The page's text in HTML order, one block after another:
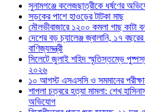
সুনামগঞ্জে কলেজছাত্রীকে ধর্ষণের
সড়কের পাশে হাওড়ের টাটকা মাছ
মৌলভীবাজারে ১২০০ কমলা গাছ কাটা
দেশের বড় চ্যালেঞ্জ জ্বালানি, ১৭
বাণিজ্যমন্ত্রী
সিলেটে জুলাই শহিদ স্মৃতিস্তম্ভে
২০২৬
১০ আগস্ট এসএসসি ও সমমানের
শাপলা চত্বরে হত্যা মামলা: শেখ
অভিযোগ